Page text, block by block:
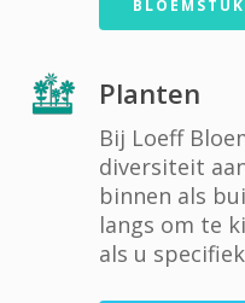
Planten
Bij Loeff
diversiteit
binnen als
langs om te
als u